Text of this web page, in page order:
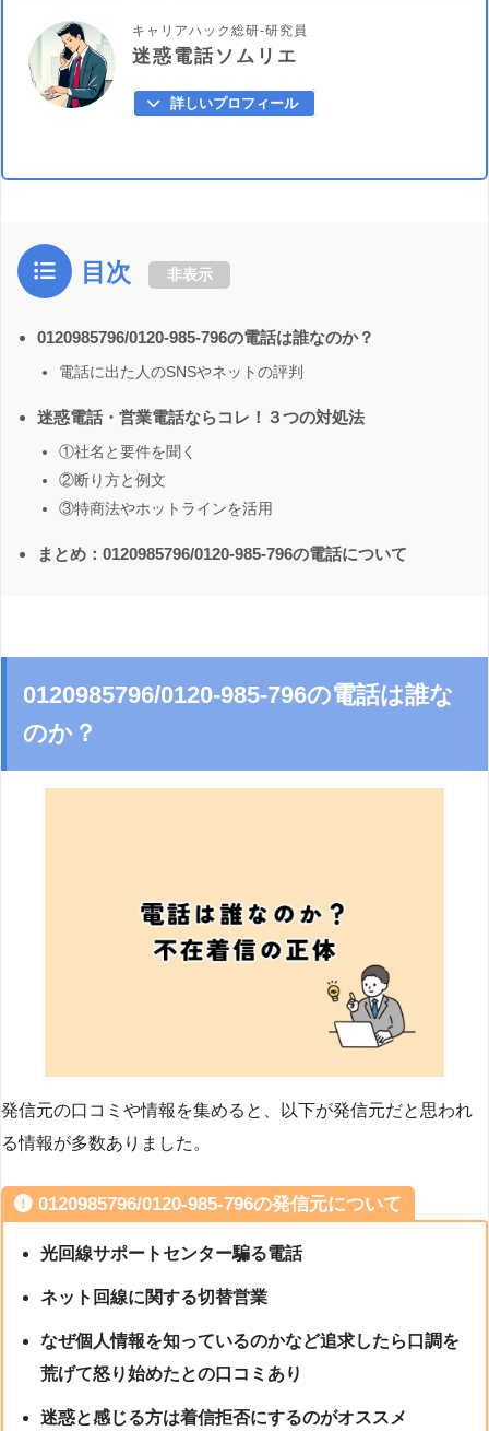
キャリアハック総研-研究員
迷惑電話ソムリエ
詳しいプロフィール
目次 非表示
0120985796/0120-985-796の電話は誰なのか？
電話に出た人のSNSやネットの評判
迷惑電話・営業電話ならコレ！３つの対処法
①社名と要件を聞く
②断り方と例文
③特商法やホットラインを活用
まとめ：0120985796/0120-985-796の電話について
0120985796/0120-985-796の電話は誰な
のか？
発信元の口コミや情報を集めると、以下が発信元だと思われ
る情報が多数ありました。
0120985796/0120-985-796の発信元について
光回線サポートセンター騙る電話
ネット回線に関する切替営業
なぜ個人情報を知っているのかなど追求したら口調を
荒げて怒り始めたとの口コミあり
迷惑と感じる方は着信拒否にするのがオススメ